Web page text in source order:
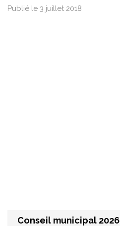
Publié le 3 juillet 2018
Conseil municipal 2026